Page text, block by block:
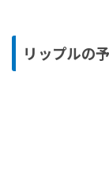
リップルの